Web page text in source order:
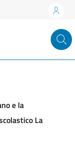
e la
La